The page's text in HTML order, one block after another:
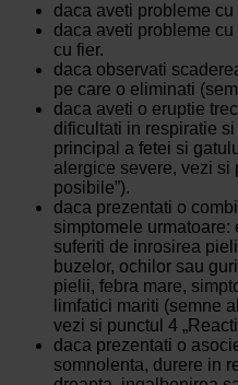
daca aveti probleme
daca aveti probleme
cu fier.
daca observati
pe care o eliminati
daca aveti o eruptie
dificultati in respiratie
principal a fetei si
alergice severe, vezi si
posibile”).
daca prezentati o
simptomele urmatoare:
suferiti de inrosirea
buzelor, ochilor sau
pielii, febra mare,
limfatici mariti (semne
vezi si punctul 4
daca prezentati o
somnolenta, durere in